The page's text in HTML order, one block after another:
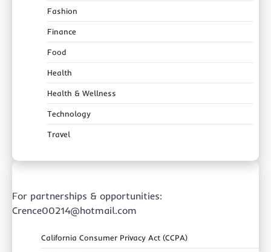
Fashion
Finance
Food
Health
Health & Wellness
Technology
Travel
For partnerships & opportunities:
Crence00214@hotmail.com
California Consumer Privacy Act (CCPA)